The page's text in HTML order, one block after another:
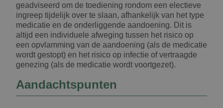
geadviseerd om de toediening rondom een electieve
ingreep tijdelijk over te slaan, afhankelijk van het type
medicatie en de onderliggende aandoening. Dit is
altijd een individuele afweging tussen het risico op
een opvlamming van de aandoening (als de medicatie
wordt gestopt) en het risico op infectie of vertraagde
genezing (als de medicatie wordt voortgezet).
Aandachtspunten